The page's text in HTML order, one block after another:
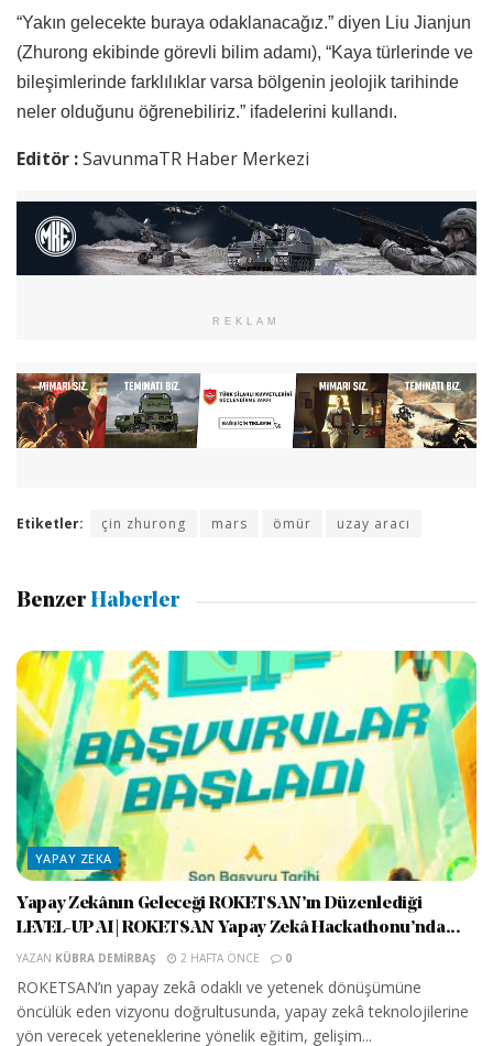
“Yakın gelecekte buraya odaklanacağız.” diyen Liu Jianjun
(Zhurong ekibinde görevli bilim adamı), “Kaya türlerinde ve
bileşimlerinde farklılıklar varsa bölgenin jeolojik tarihinde
neler olduğunu öğrenebiliriz.” ifadelerini kullandı.
Editör :SavunmaTR Haber Merkezi
REKLAM
Etiketler: çin zhurong mars ömür uzay aracı
Benzer Haberler
YAPAY ZEKA
Yapay Zekânın Geleceği ROKETSAN’ın Düzenlediği
LEVEL-UP AI | ROKETSAN Yapay Zekâ Hackathonu’nda...
YAZAN KÜBRA DEMIRBAŞ 2 HAFTA ÖNCE 0
ROKETSAN’ın yapay zekâ odaklı ve yetenek dönüşümüne
öncülük eden vizyonu doğrultusunda, yapay zekâ teknolojilerine
yön verecek yeteneklerine yönelik eğitim, gelişim...